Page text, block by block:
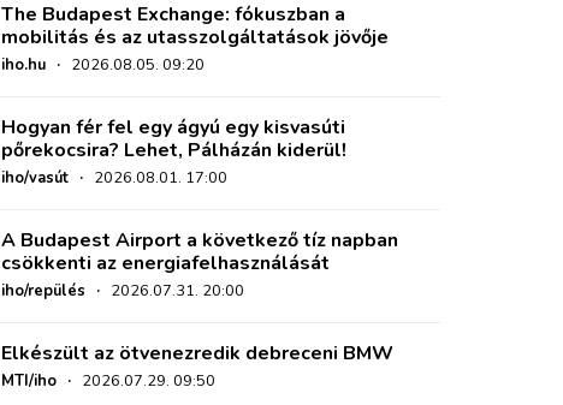
The Budapest Exchange: fókuszban a
mobilitás és az utasszolgáltatások jövője
iho.hu · 2026.08.05. 09:20
Hogyan fér fel egy ágyú egy kisvasúti
pőrekocsira? Lehet, Pálházán kiderül!
iho/vasút · 2026.08.01. 17:00
A Budapest Airport a következő tíz napban
csökkenti az energiafelhasználását
iho/repülés · 2026.07.31. 20:00
Elkészült az ötvenezredik debreceni BMW
MTI/iho · 2026.07.29. 09:50